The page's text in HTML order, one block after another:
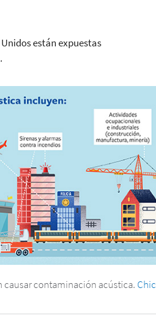
están expuestas
causar contaminación acústica. Chic